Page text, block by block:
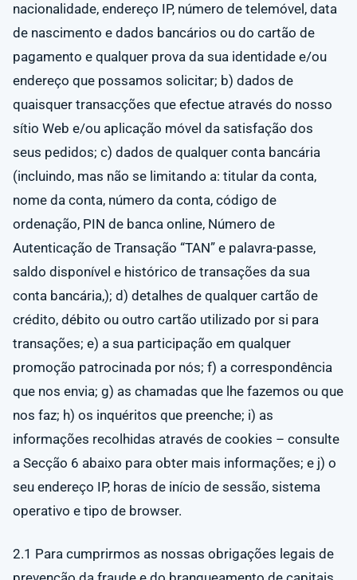
nacionalidade, endereço IP, número de telemóvel, data
de nascimento e dados bancários ou do cartão de
pagamento e qualquer prova da sua identidade e/ou
endereço que possamos solicitar; b) dados de
quaisquer transacções que efectue através do nosso
sítio Web e/ou aplicação móvel da satisfação dos
seus pedidos; c) dados de qualquer conta bancária
(incluindo, mas não se limitando a: titular da conta,
nome da conta, número da conta, código de
ordenação, PIN de banca online, Número de
Autenticação de Transação “TAN” e palavra-passe,
saldo disponível e histórico de transações da sua
conta bancária,); d) detalhes de qualquer cartão de
crédito, débito ou outro cartão utilizado por si para
transações; e) a sua participação em qualquer
promoção patrocinada por nós; f) a correspondência
que nos envia; g) as chamadas que lhe fazemos ou que
nos faz; h) os inquéritos que preenche; i) as
informações recolhidas através de cookies – consulte
a Secção 6 abaixo para obter mais informações; e j) o
seu endereço IP, horas de início de sessão, sistema
operativo e tipo de browser.
2.1 Para cumprirmos as nossas obrigações legais de